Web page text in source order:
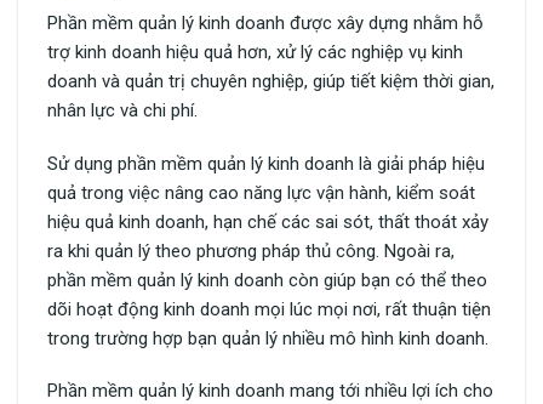
Phần mềm quản lý kinh doanh được xây dựng nhằm hỗ
trợ kinh doanh hiệu quả hơn, xử lý các nghiệp vụ kinh
doanh và quản trị chuyên nghiệp, giúp tiết kiệm thời gian,
nhân lực và chi phí.
Sử dụng phần mềm quản lý kinh doanh là giải pháp hiệu
quả trong việc nâng cao năng lực vận hành, kiểm soát
hiệu quả kinh doanh, hạn chế các sai sót, thất thoát xảy
ra khi quản lý theo phương pháp thủ công. Ngoài ra,
phần mềm quản lý kinh doanh còn giúp bạn có thể theo
dõi hoạt động kinh doanh mọi lúc mọi nơi, rất thuận tiện
trong trường hợp bạn quản lý nhiều mô hình kinh doanh.
Phần mềm quản lý kinh doanh mang tới nhiều lợi ích cho